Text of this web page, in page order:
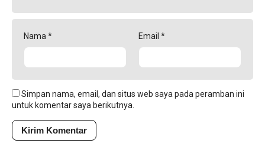
Nama * Email *
Simpan nama, email, dan situs web saya pada peramban ini
untuk komentar saya berikutnya.